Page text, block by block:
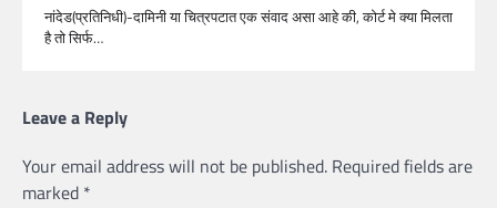
नांदेड(प्रतिनिधी)-दामिनी या चित्रपटात एक संवाद असा आहे की, कोर्ट मे क्या मिलता
है तो सिर्फ…
Leave a Reply
Your email address will not be published. Required fields are
marked *